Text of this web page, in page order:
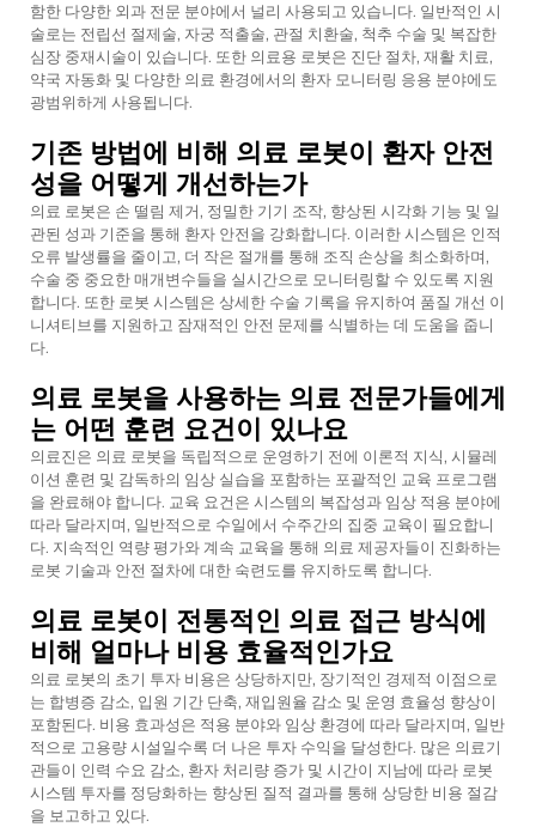
함한 다양한 외과 전문 분야에서 널리 사용되고 있습니다. 일반적인 시
술로는 전립선 절제술, 자궁 적출술, 관절 치환술, 척추 수술 및 복잡한
심장 중재시술이 있습니다. 또한 의료용 로봇은 진단 절차, 재활 치료,
약국 자동화 및 다양한 의료 환경에서의 환자 모니터링 응용 분야에도
광범위하게 사용됩니다.
기존 방법에 비해 의료 로봇이 환자 안전
성을 어떻게 개선하는가
의료 로봇은 손 떨림 제거, 정밀한 기기 조작, 향상된 시각화 기능 및 일
관된 성과 기준을 통해 환자 안전을 강화합니다. 이러한 시스템은 인적
오류 발생률을 줄이고, 더 작은 절개를 통해 조직 손상을 최소화하며,
수술 중 중요한 매개변수들을 실시간으로 모니터링할 수 있도록 지원
합니다. 또한 로봇 시스템은 상세한 수술 기록을 유지하여 품질 개선 이
니셔티브를 지원하고 잠재적인 안전 문제를 식별하는 데 도움을 줍니
다.
의료 로봇을 사용하는 의료 전문가들에게
는 어떤 훈련 요건이 있나요
의료진은 의료 로봇을 독립적으로 운영하기 전에 이론적 지식, 시뮬레
이션 훈련 및 감독하의 임상 실습을 포함하는 포괄적인 교육 프로그램
을 완료해야 합니다. 교육 요건은 시스템의 복잡성과 임상 적용 분야에
따라 달라지며, 일반적으로 수일에서 수주간의 집중 교육이 필요합니
다. 지속적인 역량 평가와 계속 교육을 통해 의료 제공자들이 진화하는
로봇 기술과 안전 절차에 대한 숙련도를 유지하도록 합니다.
의료 로봇이 전통적인 의료 접근 방식에
비해 얼마나 비용 효율적인가요
의료 로봇의 초기 투자 비용은 상당하지만, 장기적인 경제적 이점으로
는 합병증 감소, 입원 기간 단축, 재입원율 감소 및 운영 효율성 향상이
포함된다. 비용 효과성은 적용 분야와 임상 환경에 따라 달라지며, 일반
적으로 고용량 시설일수록 더 나은 투자 수익을 달성한다. 많은 의료기
관들이 인력 수요 감소, 환자 처리량 증가 및 시간이 지남에 따라 로봇
시스템 투자를 정당화하는 향상된 질적 결과를 통해 상당한 비용 절감
을 보고하고 있다.